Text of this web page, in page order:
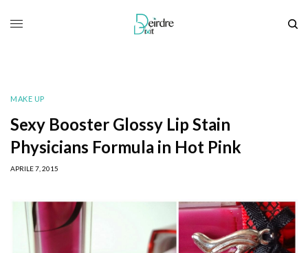
MAKE UP
Sexy Booster Glossy Lip Stain
Physicians Formula in Hot Pink
APRILE 7, 2015